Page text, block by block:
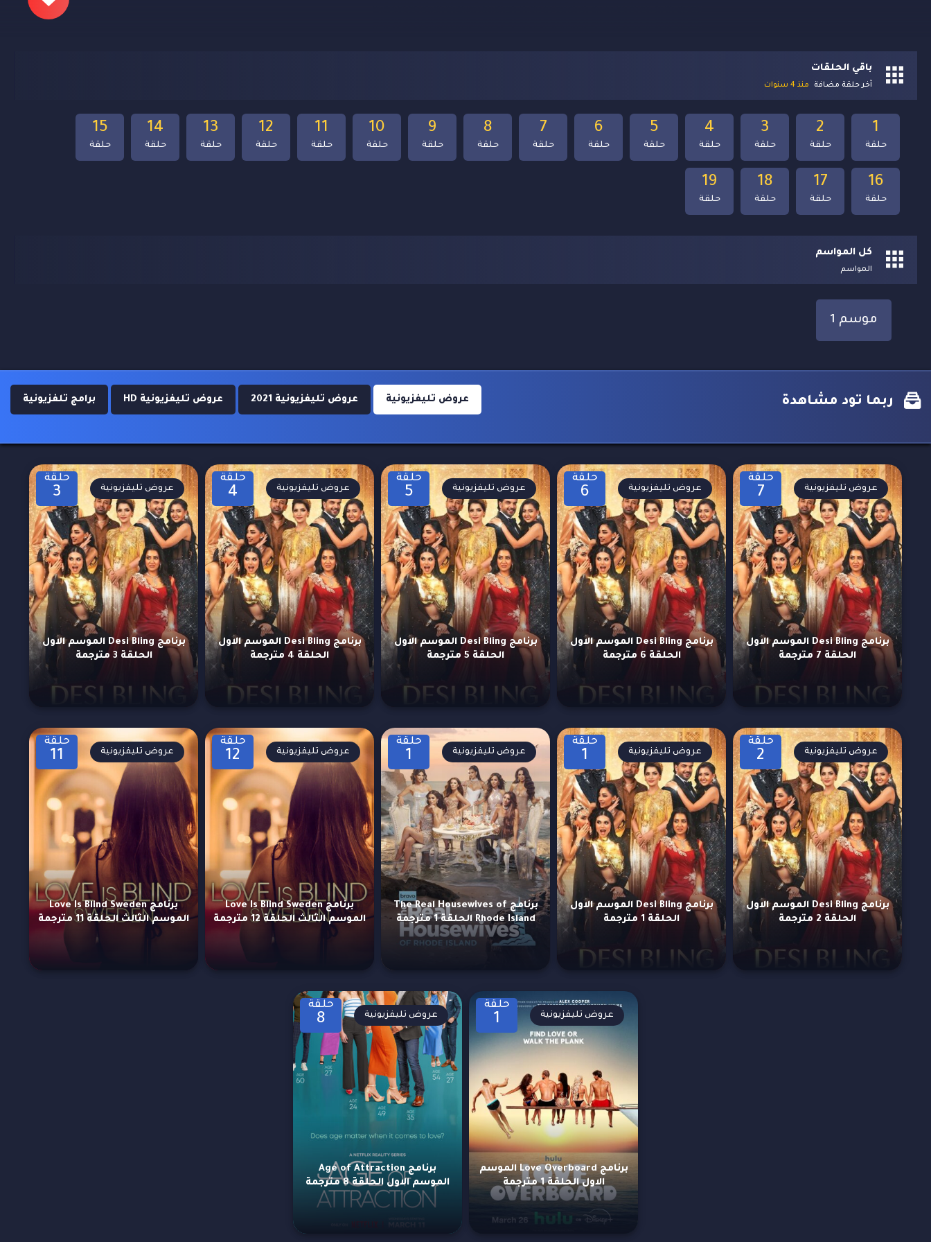
باقي الحلقات
آخر حلقة مضافة منذ 4 سنوات
19
حلقة
18
حلقة
17
حلقة
16
حلقة
15
حلقة
14
حلقة
13
حلقة
12
حلقة
11
حلقة
10
حلقة
9
حلقة
8
حلقة
7
حلقة
6
حلقة
5
حلقة
4
حلقة
3
حلقة
2
حلقة
1
حلقة
كل المواسم
المواسم
موسم 1
ربما تود مشاهدة عروض تليفزيونية عروض تليفزيونية 2021 عروض تليفزيونية HD برامج تلفزيونية
حلقة
7
برنامج Desi Bling الموسم الاول
الحلقة 7 مترجمة
عروض تليفزيونية
حلقة
6
برنامج Desi Bling الموسم الاول
الحلقة 6 مترجمة
عروض تليفزيونية
حلقة
5
برنامج Desi Bling الموسم الاول
الحلقة 5 مترجمة
عروض تليفزيونية
حلقة
4
برنامج Desi Bling الموسم الاول
الحلقة 4 مترجمة
عروض تليفزيونية
حلقة
3
برنامج Desi Bling الموسم الاول
الحلقة 3 مترجمة
عروض تليفزيونية
حلقة
2
برنامج Desi Bling الموسم الاول
الحلقة 2 مترجمة
عروض تليفزيونية
حلقة
1
برنامج Desi Bling الموسم الاول
الحلقة 1 مترجمة
عروض تليفزيونية
حلقة
1
برنامج The Real Housewives of
Rhode Island الحلقة 1 مترجمة
عروض تليفزيونية
حلقة
12
برنامج Love Is Blind Sweden
الموسم الثالث الحلقة 12 مترجمة
عروض تليفزيونية
حلقة
11
برنامج Love Is Blind Sweden
الموسم الثالث الحلقة 11 مترجمة
عروض تليفزيونية
حلقة
1
برنامج Love Overboard الموسم
الاول الحلقة 1 مترجمة
عروض تليفزيونية
حلقة
8
برنامج Age of Attraction
الموسم الاول الحلقة 8 مترجمة
عروض تليفزيونية